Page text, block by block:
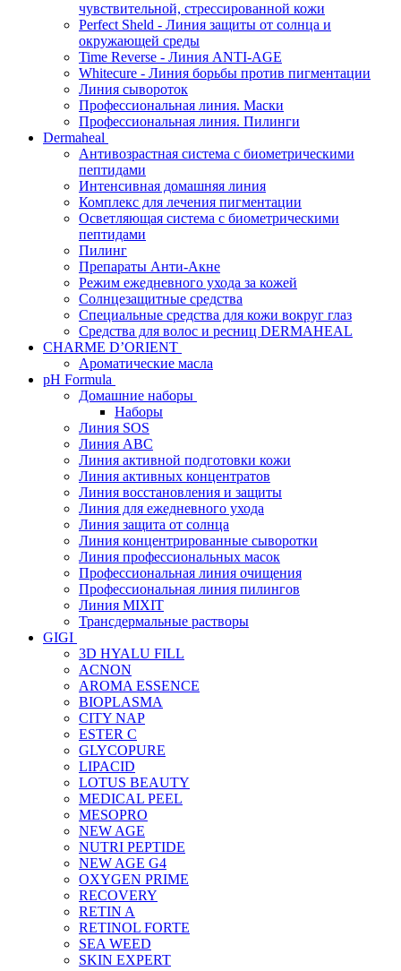
чувствительной, стрессированной кожи
Perfect Sheld - Линия защиты от солнца и
окружающей среды
Time Reverse - Линия ANTI-AGE
Whitecure - Линия борьбы против пигментации
Линия сывороток
Профессиональная линия. Маски
Профессиональная линия. Пилинги
Dermaheal
Антивозрастная система с биометрическими
пептидами
Интенсивная домашняя линия
Комплекс для лечения пигментации
Осветляющая система с биометрическими
пептидами
Пилинг
Препараты Анти-Акне
Режим ежедневного ухода за кожей
Солнцезащитные средства
Специальные средства для кожи вокруг глаз
Средства для волос и ресниц DERMAHEAL
CHARME D’ORIENT
Ароматические масла
pH Formula
Домашние наборы
Наборы
Линия SOS
Линия АВС
Линия активной подготовки кожи
Линия активных концентратов
Линия восстановления и защиты
Линия для ежедневного ухода
Линия защита от солнца
Линия концентрированные сыворотки
Линия профессиональных масок
Профессиональная линия очищения
Профессиональная линия пилингов
Линия MIXIT
Трансдермальные растворы
GIGI
3D HYALU FILL
ACNON
AROMA ESSENCE
BIOPLASMA
CITY NAP
ESTER C
GLYCOPURE
LIPACID
LOTUS BEAUTY
MEDICAL PEEL
MESOPRO
NEW AGE
NUTRI PEPTIDE
NEW AGE G4
OXYGEN PRIME
RECOVERY
RETIN A
RETINOL FORTE
SEA WEED
SKIN EXPERT